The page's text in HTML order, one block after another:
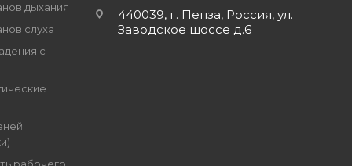
дыхания
слуха
с
440039, г. Пенза, Россия, ул.
Заводское шоссе д.6